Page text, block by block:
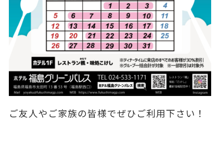
ご友人やご家族の皆様でぜひご利用下さい！